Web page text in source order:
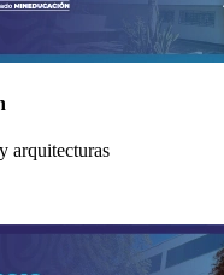
arquitecturas